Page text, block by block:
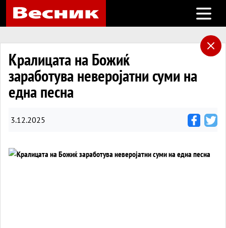
Open
Кралицата на Божиќ
заработува неверојатни суми на
една песна
3.12.2025